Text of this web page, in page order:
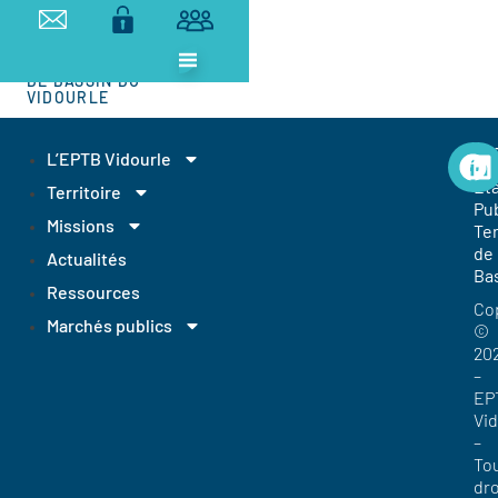
ETABLISSEMENT
DE BASSIN DU
VIDOURLE
L’EPTB Vidourle
Territoire
Missions
Actualités
Ressources
Marchés publics
de
©
–
–